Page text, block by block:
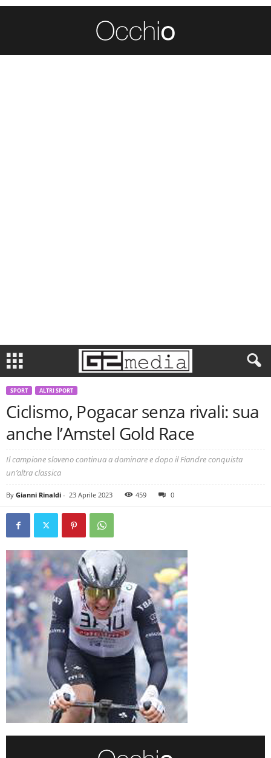
SPORT ALTRI SPORT
Ciclismo, Pogacar senza rivali: sua
anche l’Amstel Gold Race
Il campione sloveno continua a dominare e dopo il Fiandre conquista
un’altra classica
By Gianni Rinaldi - 23 Aprile 2023 459 0